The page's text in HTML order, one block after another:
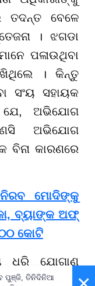
ତଦନ୍ତ ବେଳେ
। ଝଗଡା
ପଳାଉଥିବା
। କିନ୍ତୁ
ସଂୟ ସହାୟକ
ଯେ, ଅଭିଯୋଗ
ଅଭିଯୋଗ
ବିନା କାରଣରେ
ନିରବ ମୋଦିଙ୍କୁ
ବ୍ୟାଙ୍କ ଅଫ୍
କୋଟି
ଧରି ଯୋଗାଣ
ତଦନ୍ତ
ପୁଞ୍ଜି, ତିନିଦିନିଆ